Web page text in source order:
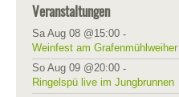
Veranstaltungen
Sa Aug 08 @15:00 -
Weinfest am Grafenmühlweiher
So Aug 09 @20:00 -
Ringelspü live im Jungbrunnen